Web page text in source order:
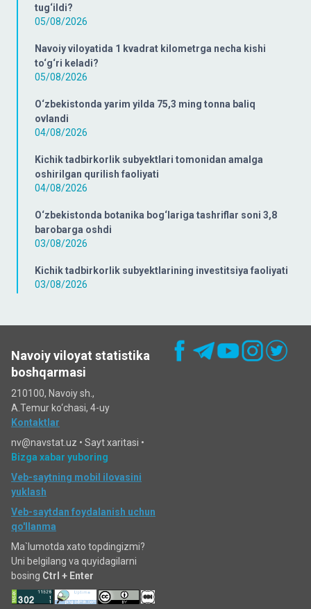
tug‘ildi?
05/08/2026
Navoiy viloyatida 1 kvadrat kilometrga necha kishi
to‘g‘ri keladi?
05/08/2026
O‘zbekistonda yarim yilda 75,3 ming tonna baliq
ovlandi
04/08/2026
Kichik tadbirkorlik subyektlari tomonidan amalga
oshirilgan qurilish faoliyati
04/08/2026
O‘zbekistonda botanika bog‘lariga tashriflar soni 3,8
barobarga oshdi
03/08/2026
Kichik tadbirkorlik subyektlarining investitsiya faoliyati
03/08/2026
Navoiy viloyat statistika
boshqarmasi
210100, Navoiy sh.,
A.Temur ko‘chаsi, 4-uy
Kontaktlar
nv@navstat.uz • Sayt xaritasi •
Bizga xabar yuboring
Veb-saytning mobil ilovasini
yuklash
Veb-saytdan foydalanish uchun
qo'llanma
Ma`lumotda xato topdingizmi?
Uni belgilang va quyidagilarni
bosing Ctrl + Enter